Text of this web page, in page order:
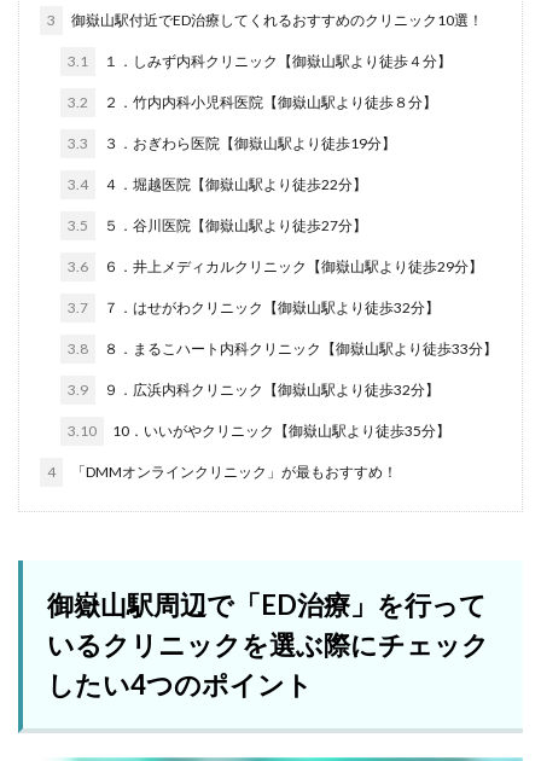
3 御嶽山駅付近でED治療してくれるおすすめのクリニック10選！
3.1 １．しみず内科クリニック【御嶽山駅より徒歩４分】
3.2 ２．竹内内科小児科医院【御嶽山駅より徒歩８分】
3.3 ３．おぎわら医院【御嶽山駅より徒歩19分】
3.4 ４．堀越医院【御嶽山駅より徒歩22分】
3.5 ５．谷川医院【御嶽山駅より徒歩27分】
3.6 ６．井上メディカルクリニック【御嶽山駅より徒歩29分】
3.7 ７．はせがわクリニック【御嶽山駅より徒歩32分】
3.8 ８．まるこハート内科クリニック【御嶽山駅より徒歩33分】
3.9 ９．広浜内科クリニック【御嶽山駅より徒歩32分】
3.10 10．いいがやクリニック【御嶽山駅より徒歩35分】
4 「DMMオンラインクリニック」が最もおすすめ！
御嶽山駅周辺で「ED治療」を行って
いるクリニックを選ぶ際にチェック
したい4つのポイント